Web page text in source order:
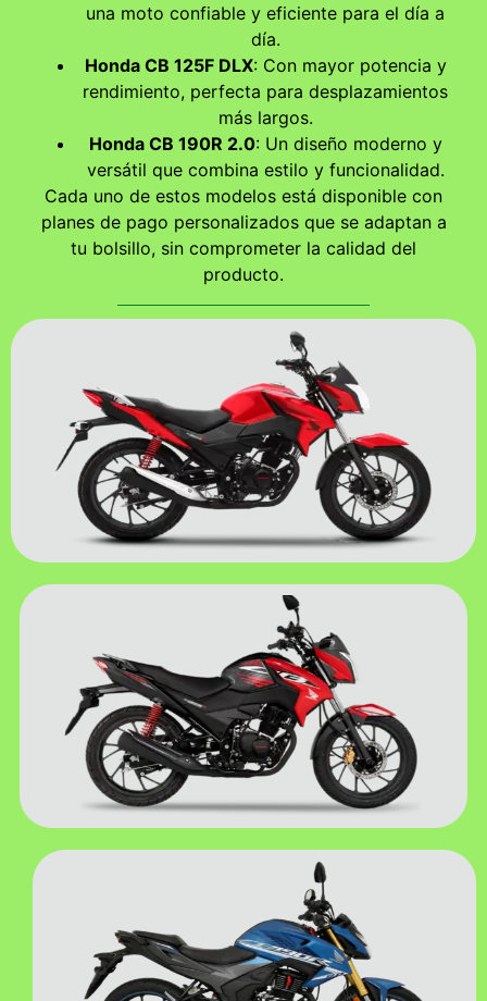
una moto confiable y eficiente para el día a
día.
Honda CB 125F DLX: Con mayor potencia y
rendimiento, perfecta para desplazamientos
más largos.
Honda CB 190R 2.0: Un diseño moderno y
versátil que combina estilo y funcionalidad.
Cada uno de estos modelos está disponible con
planes de pago personalizados que se adaptan a
tu bolsillo, sin comprometer la calidad del
producto.